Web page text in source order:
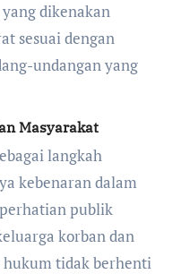
dikenakan
sesuai dengan
undangan yang
Masyarakat
langkah
kebenaran dalam
publik
korban dan
hukum tidak berhenti